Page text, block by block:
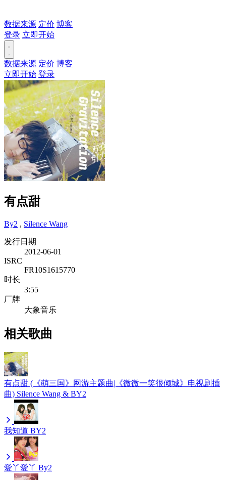
数据来源 定价 博客
登录 立即开始
数据来源 定价 博客
立即开始 登录
有点甜
By2 , Silence Wang
发行日期
2012-06-01
ISRC
FR10S1615770
时长
3:55
厂牌
大象音乐
相关歌曲
有点甜 (《萌三国》网游主题曲|《微微一笑很倾城》电视剧插
曲) Silence Wang & BY2
我知道 BY2
愛丫愛丫 By2